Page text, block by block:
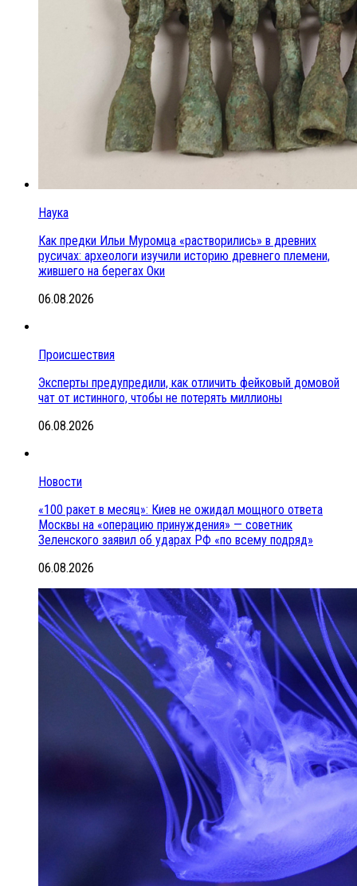
Наука
Как предки Ильи Муромца «растворились» в древних
русичах: археологи изучили историю древнего племени,
жившего на берегах Оки
06.08.2026
Происшествия
Эксперты предупредили, как отличить фейковый домовой
чат от истинного, чтобы не потерять миллионы
06.08.2026
Новости
«100 ракет в месяц»: Киев не ожидал мощного ответа
Москвы на «операцию принуждения» — советник
Зеленского заявил об ударах РФ «по всему подряд»
06.08.2026